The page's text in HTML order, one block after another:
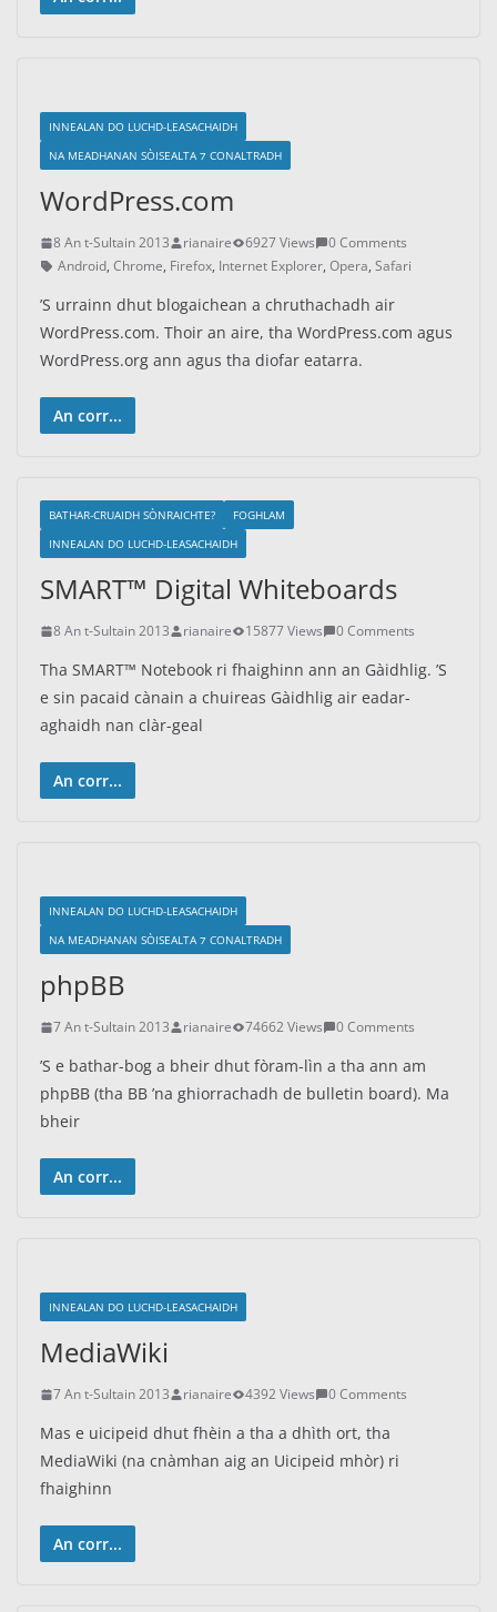
INNEALAN DO LUCHD-LEASACHAIDH
NA MEADHANAN SÒISEALTA ⁊ CONALTRADH
WordPress.com
8 An t-Sultain 2013 rianaire 6927 Views
0 Comments
Android, Chrome, Firefox, Internet Explorer, Opera, Safari
’S urrainn dhut blogaichean a chruthachadh air
WordPress.com. Thoir an aire, tha WordPress.com agus
WordPress.org ann agus tha diofar eatarra.
An corr...
BATHAR-CRUAIDH SÒNRAICHTE?
FOGHLAM
INNEALAN DO LUCHD-LEASACHAIDH
SMART™ Digital Whiteboards
8 An t-Sultain 2013 rianaire 15877 Views 0 Comments
Tha SMART™ Notebook ri fhaighinn ann an Gàidhlig. ’S
e sin pacaid cànain a chuireas Gàidhlig air eadar-
aghaidh nan clàr-geal
An corr...
INNEALAN DO LUCHD-LEASACHAIDH
NA MEADHANAN SÒISEALTA ⁊ CONALTRADH
phpBB
7 An t-Sultain 2013 rianaire 74662 Views 0 Comments
’S e bathar-bog a bheir dhut fòram-lìn a tha ann am
phpBB (tha BB ’na ghiorrachadh de bulletin board). Ma
bheir
An corr...
INNEALAN DO LUCHD-LEASACHAIDH
MediaWiki
7 An t-Sultain 2013 rianaire 4392 Views 0 Comments
Mas e uicipeid dhut fhèin a tha a dhìth ort, tha
MediaWiki (na cnàmhan aig an Uicipeid mhòr) ri
fhaighinn
An corr...